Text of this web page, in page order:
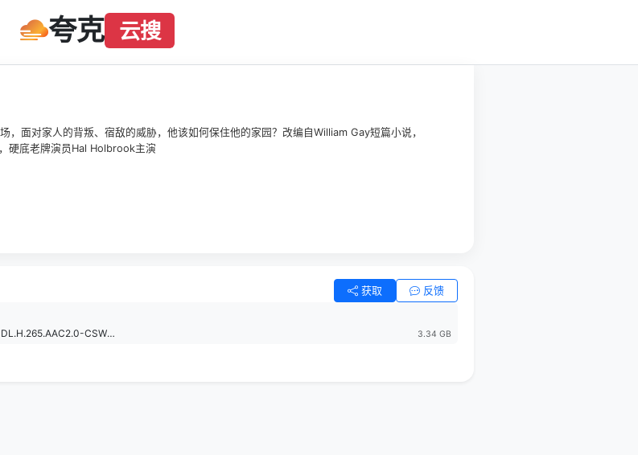
夸克 云搜
，面对家人的背叛、宿敌的威胁，他该如何保住他的家园？改编自William Gay短篇小说，
硬底老牌演员Hal Holbrook主演
获取 反馈
黑夜艳阳.That.Evening.Sun.2009.2160p.WEB-DL.H.265.AAC2.0-CSWEB.mkv
3.34 GB